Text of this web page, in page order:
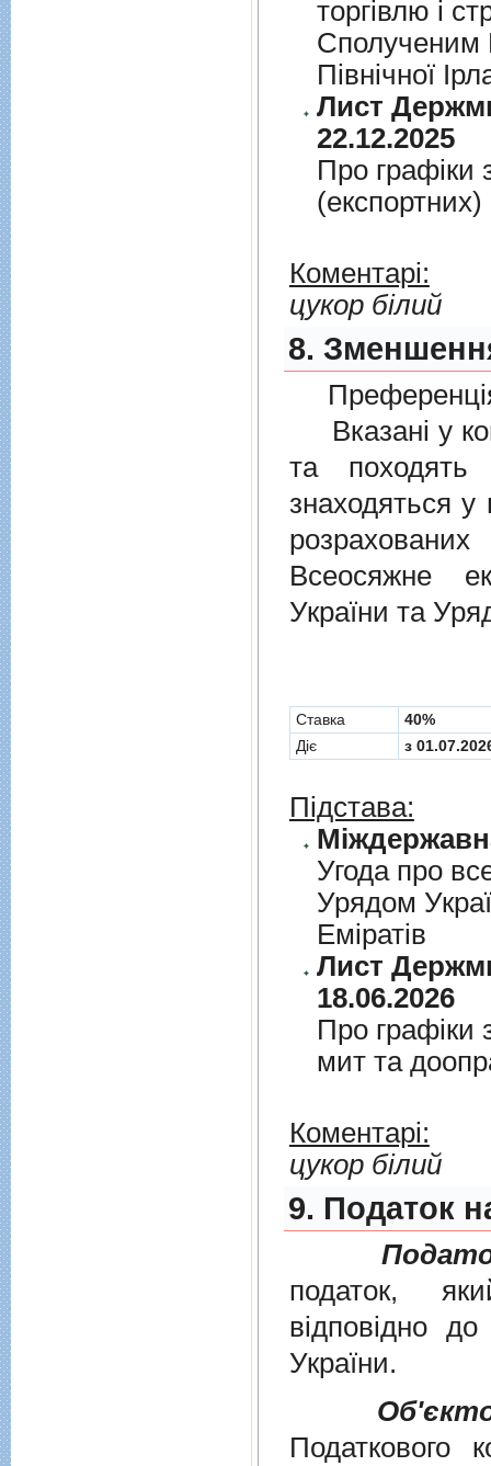
торгiвлю i
Сполученим
Пiвнiчної
Лист
22.12.2025
Про графiки
Коментарі:
цукор білий
8.
Вказані у
та походять
знаходяться у
Всеосяжне
України та
Cтавка
40%
Діє
з
Підстава:
Угода про
Урядом
Емiратiв
Лист
18.06.2026
Про графiки
мит та
Коментарі:
цукор білий
9. Податок
податок,
вiдповiдно
України.
Податкового